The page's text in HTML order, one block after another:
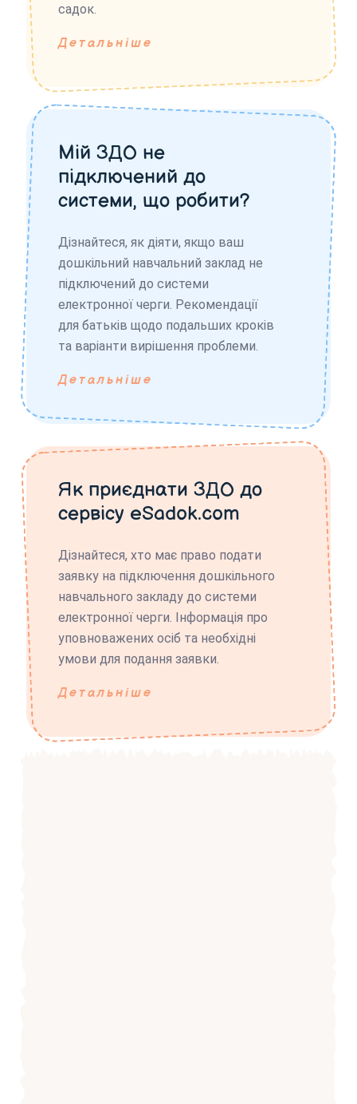
садок.
Детальніше
Мій ЗДО не
підключений до
системи, що робити?
Дізнайтеся, як діяти, якщо ваш
дошкільний навчальний заклад не
підключений до системи
електронної черги. Рекомендації
для батьків щодо подальших кроків
та варіанти вирішення проблеми.
Детальніше
Як приєднати ЗДО до
сервісу eSadok.com
Дізнайтеся, хто має право подати
заявку на підключення дошкільного
навчального закладу до системи
електронної черги. Інформація про
уповноважених осіб та необхідні
умови для подання заявки.
Детальніше